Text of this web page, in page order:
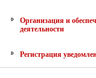
Организация и
деятельности
Регистрация